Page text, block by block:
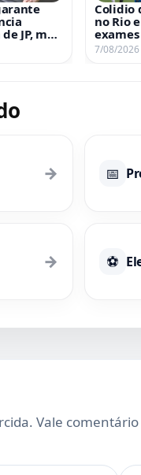
JP, mas
Colidio
no Rio
nesta
7/08/2026
→ 📅
→ ⚽
Vale